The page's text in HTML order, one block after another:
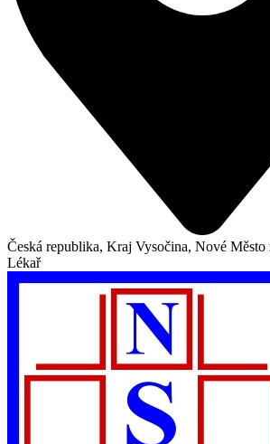
Česká republika, Kraj Vysočina, Nové Město
Lékař